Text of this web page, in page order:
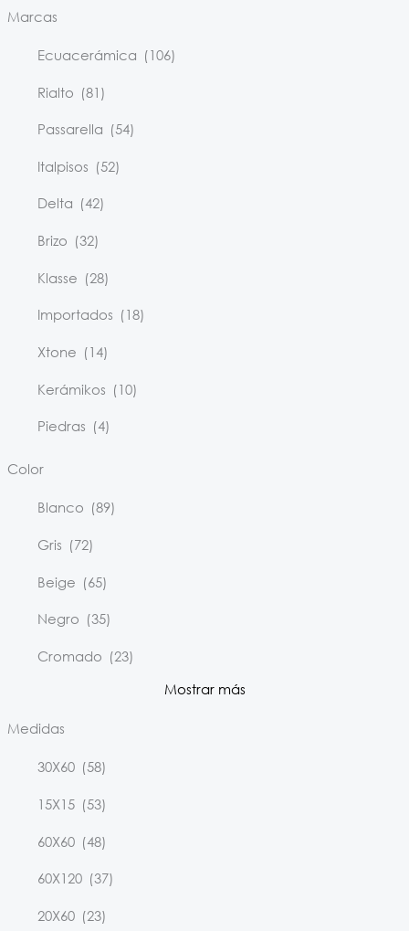
Marcas
Ecuacerámica (106)
Rialto (81)
Passarella (54)
Italpisos (52)
Delta (42)
Brizo (32)
Klasse (28)
Importados (18)
Xtone (14)
Kerámikos (10)
Piedras (4)
Color
Blanco (89)
Gris (72)
Beige (65)
Negro (35)
Cromado (23)
Mostrar más
Medidas
30X60 (58)
15X15 (53)
60X60 (48)
60X120 (37)
20X60 (23)